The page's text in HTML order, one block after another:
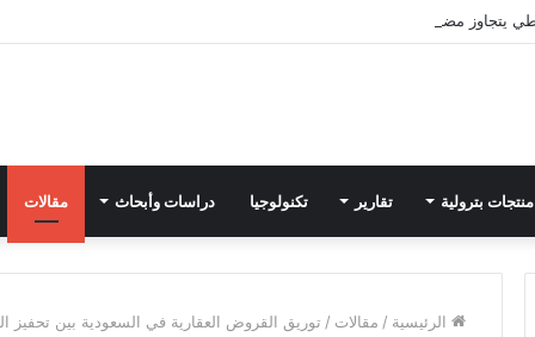
يتجاوز مضيق هرمز
منتجات بترولية تقارير تكنولوجيا دراسات وأبحاث مقالات
الرئيسية / مقالات / توريق القروض العقارية في السعودية بين تحفيز